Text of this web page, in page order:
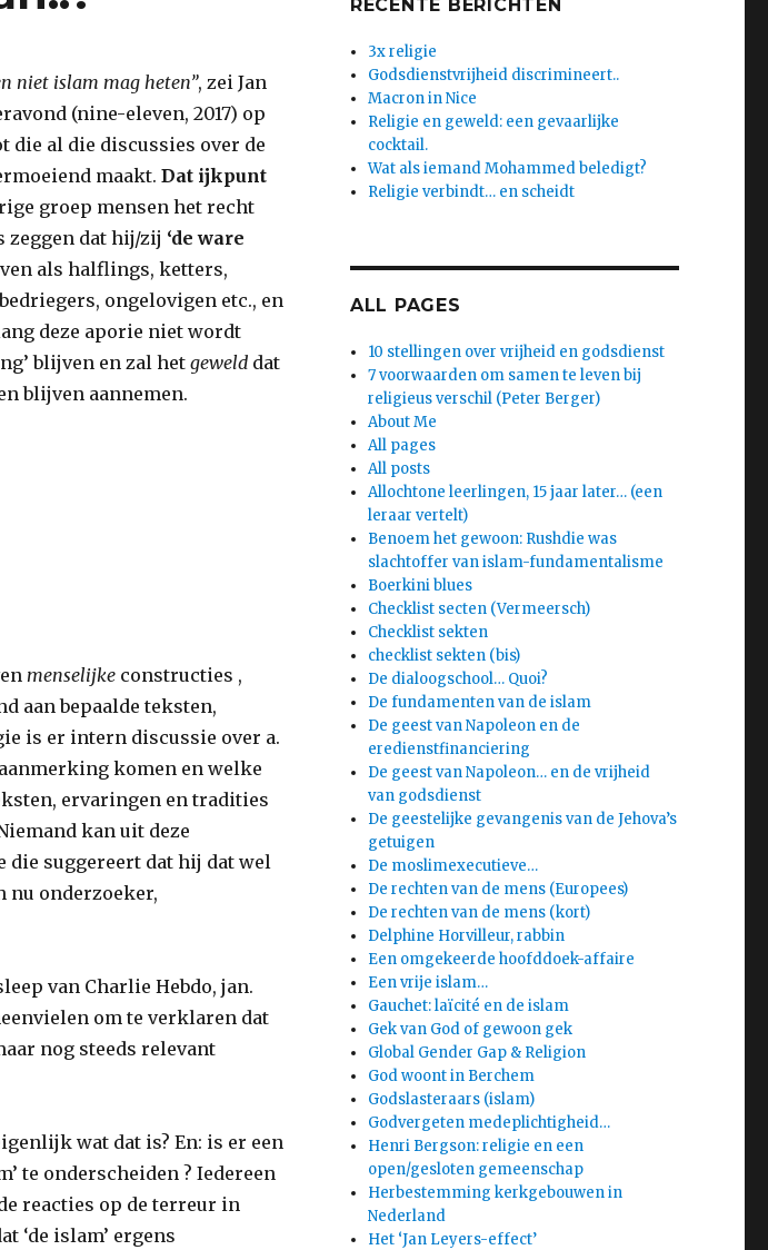
niet islam mag heten”, zei Jan
(nine-eleven, 2017) op
die al die discussies over de
maakt. Dat ijkpunt
groep mensen het recht
zeggen dat hij/zij ‘de ware
als halflings, ketters,
ongelovigen etc., en
deze aporie niet wordt
blijven en zal hetgeweld dat
blijven aannemen.
menselijke constructies ,
aan bepaalde teksten,
is er intern discussie over a.
komen en welke
ervaringen en tradities
kan uit deze
die suggereert dat hij dat wel
nu onderzoeker,
van Charlie Hebdo, jan.
om te verklaren dat
nog steeds relevant
wat dat is? En: is er een
te onderscheiden ? Iedereen
reacties op de terreur in
‘de islam’ ergens
RECENTE BERICHTEN
3x religie
Godsdienstvrijheid discrimineert..
Macron in Nice
Religie en geweld: een gevaarlijke
cocktail.
Wat als iemand Mohammed beledigt?
Religie verbindt… en scheidt
ALL PAGES
10 stellingen over vrijheid en godsdienst
7 voorwaarden om samen te leven bij
religieus verschil (Peter Berger)
About Me
All pages
All posts
Allochtone leerlingen, 15 jaar later… (een
leraar vertelt)
Benoem het gewoon: Rushdie was
slachtoffer van islam-fundamentalisme
Boerkini blues
Checklist secten (Vermeersch)
Checklist sekten
checklist sekten (bis)
De dialoogschool… Quoi?
De fundamenten van de islam
De geest van Napoleon en de
eredienstfinanciering
De geest van Napoleon… en de vrijheid
van godsdienst
De geestelijke gevangenis van de Jehova’s
getuigen
De moslimexecutieve…
De rechten van de mens (Europees)
De rechten van de mens (kort)
Delphine Horvilleur, rabbin
Een omgekeerde hoofddoek-affaire
Een vrije islam…
Gauchet: laïcité en de islam
Gek van God of gewoon gek
Global Gender Gap & Religion
God woont in Berchem
Godslasteraars (islam)
Godvergeten medeplichtigheid…
Henri Bergson: religie en een
open/gesloten gemeenschap
Herbestemming kerkgebouwen in
Nederland
Het ‘Jan Leyers-effect’